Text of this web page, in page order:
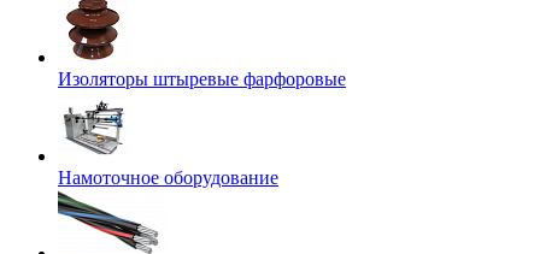
Изоляторы штыревые фарфоровые
Намоточное оборудование